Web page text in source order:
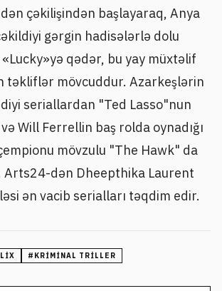
çəkilişindən başlayaraq, Anya
gərgin hadisələrlə dolu
qədər, bu yay müxtəlif
təkliflər mövcuddur. Azarkeşlərin
seriallardan "Ted Lasso"nun
Will Ferrellin baş rolda oynadığı
mövzulu "The Hawk" da
Arts24-dən Dheepthika Laurent
ən vacib serialları təqdim edir.
# KRIMINAL TRILLER